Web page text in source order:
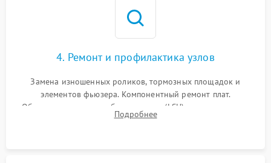
4. Ремонт и профилактика узлов
Замена изношенных роликов, тормозных площадок и
элементов фьюзера. Компонентный ремонт плат.
Обязательная очистка блока лазера (LSU), зеркал и тракта
печати от просыпанного тонера и бумажной пыли.
Подробнее